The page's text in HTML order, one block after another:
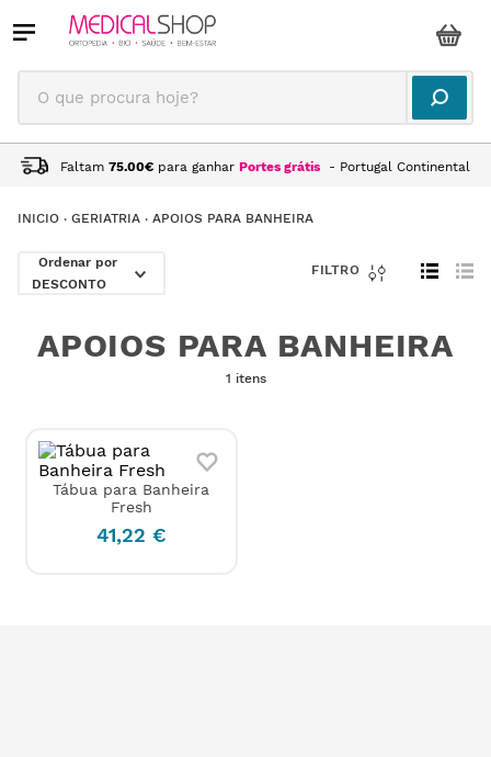
O que procura hoje?
Faltam 75.00€ para ganhar Portes grátis - Portugal Continental
GERIATRIA APOIOS PARA BANHEIRA
DESCONTO
APOIOS PARA BANHEIRA
1 itens
Tábua para Banheira
Fresh
41,22 €